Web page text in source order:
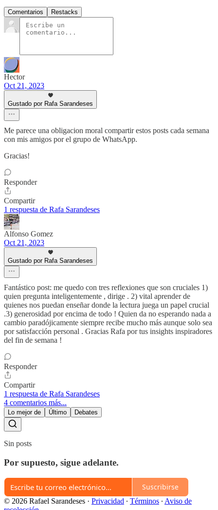
Comentarios Restacks
Hector
Oct 21, 2023
Gustado por Rafa Sarandeses
Me parece una obligacion moral compartir estos posts cada semana
con mis amigos por el grupo de WhatsApp.
Gracias!
Responder
Compartir
1 respuesta de Rafa Sarandeses
Alfonso Gomez
Oct 21, 2023
Gustado por Rafa Sarandeses
Fantástico post: me quedo con tres reflexiones que son cruciales 1)
quien pregunta inteligentemente , dirige . 2) vital aprender de
quienes nos puedan enseñar donde la lectura juega un papel crucial
.3) generosidad por encima de todo ! Quien da no esperando nada a
cambio paradójicamente siempre recibe mucho más aunque solo sea
por satisfacción personal . Gracias Rafa por tus insights inspiradores
del fin de semana !
Responder
Compartir
1 respuesta de Rafa Sarandeses
4 comentarios más...
Lo mejor de Último Debates
Sin posts
Por supuesto, sigue adelante.
Suscribirse
© 2026 Rafael Sarandeses · Privacidad ∙ Términos ∙ Aviso de